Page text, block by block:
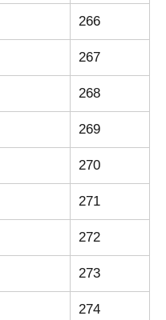
266
267
268
269
270
271
272
273
274